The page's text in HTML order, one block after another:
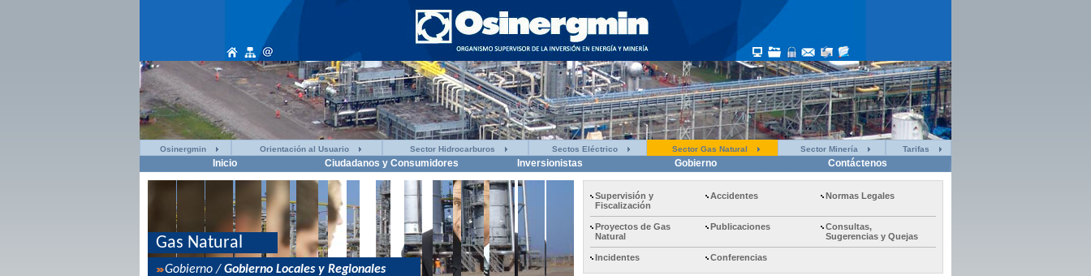
Osinergmin Orientación al Usuario Sector Hidrocarburos Sectos Eléctrico Sector Gas Natural Sector Minería Tarifas
Inicio Ciudadanos y Consumidores Inversionistas Gobierno Contáctenos
Supervisión y
Fiscalización
Accidentes Normas Legales
Proyectos de Gas
Natural
Publicaciones
Consultas,
Sugerencias y Quejas
Incidentes Conferencias